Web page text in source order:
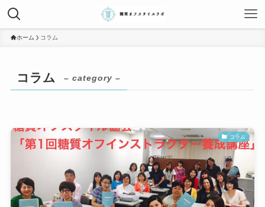
ホーム コラム
コラム – category –
コラム